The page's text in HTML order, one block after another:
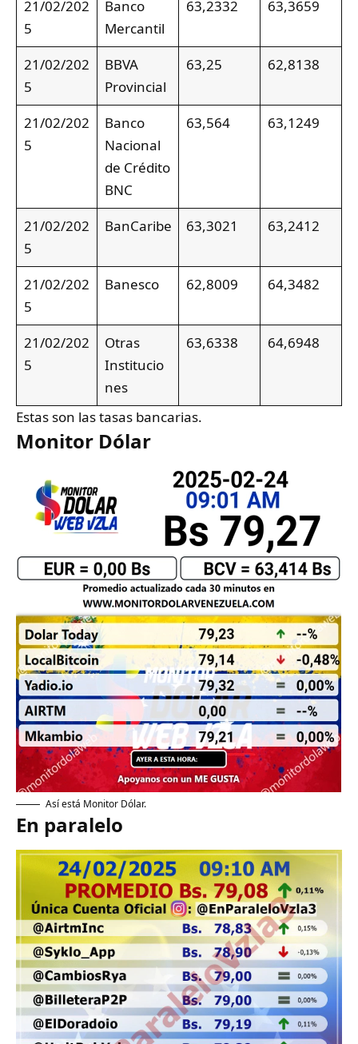
21/02/202
5
Banco
Mercantil
63,2332 63,3659
21/02/202
5
BBVA
Provincial
63,25 62,8138
21/02/202
5
Banco
Nacional
de Crédito
BNC
63,564 63,1249
21/02/202
5
BanCaribe 63,3021 63,2412
21/02/202
5
Banesco 62,8009 64,3482
21/02/202
5
Otras
Institucio
nes
63,6338 64,6948
Estas son las tasas bancarias.
Monitor Dólar
Así está Monitor Dólar.
En paralelo